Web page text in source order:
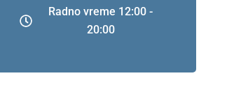
Radno vreme 12:00 -
20:00